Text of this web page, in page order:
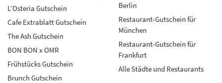
L’Osteria Gutschein
Cafe Extrablatt Gutschein
The Ash Gutschein
BON BON x OMR
Frühstücks Gutschein
Brunch Gutschein
Berlin
Restaurant-Gutschein für
München
Restaurant-Gutschein für
Frankfurt
Alle Städte und Restaurants